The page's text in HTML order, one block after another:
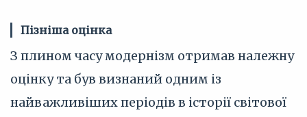
Пізніша оцінка
З плином часу модернізм отримав належну
оцінку та був визнаний одним із
найважливіших періодів в історії світової